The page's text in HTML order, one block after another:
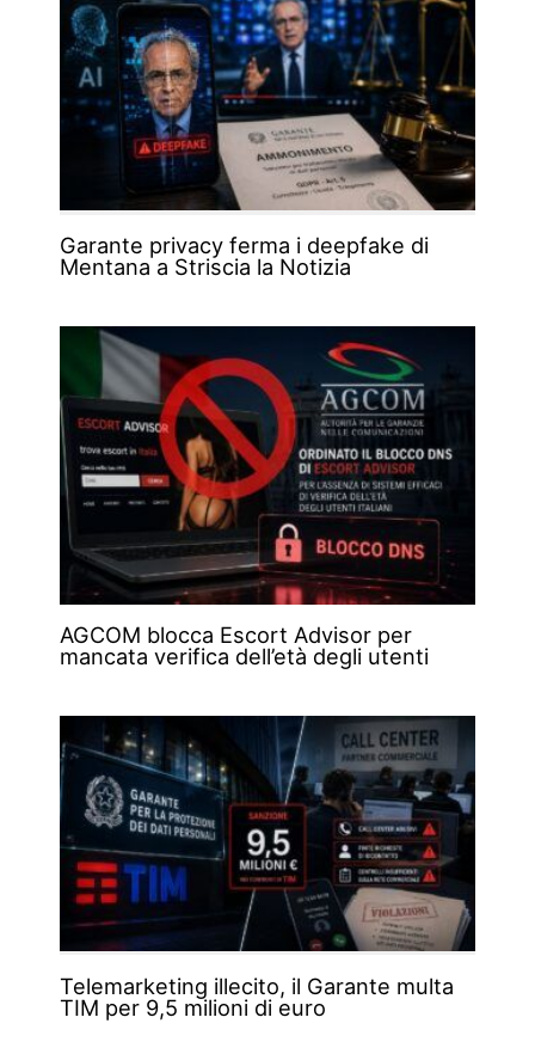
Garante privacy ferma i deepfake di
Mentana a Striscia la Notizia
AGCOM blocca Escort Advisor per
mancata verifica dell’età degli utenti
Telemarketing illecito, il Garante multa
TIM per 9,5 milioni di euro